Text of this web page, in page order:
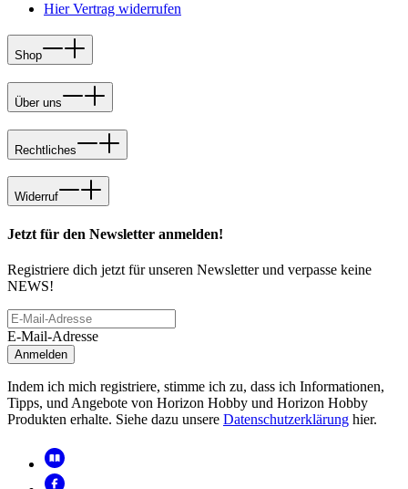
Hier Vertrag widerrufen
Shop
Über uns
Rechtliches
Widerruf
Jetzt für den Newsletter anmelden!
Registriere dich jetzt für unseren Newsletter und verpasse keine
NEWS!
E-Mail-Adresse
Anmelden
Indem ich mich registriere, stimme ich zu, dass ich Informationen,
Tipps, und Angebote von Horizon Hobby und Horizon Hobby
Produkten erhalte. Siehe dazu unsere Datenschutzerklärung hier.